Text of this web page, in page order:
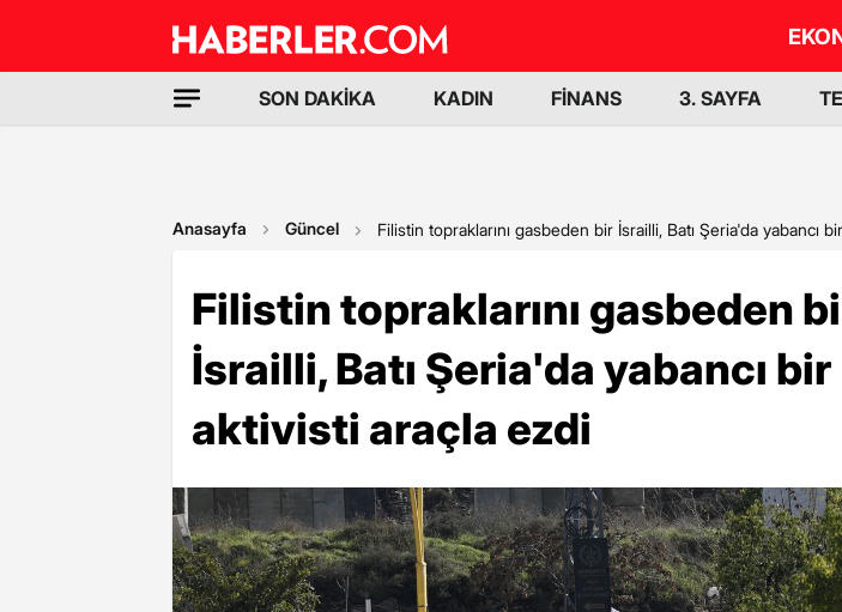
SON DAKİKA KADIN FİNANS 3. SAYFA
Anasayfa Güncel Filistin topraklarını gasbeden bir İsrailli, Batı Şeria'da yabancı
Filistin topraklarını gasbeden
İsrailli, Batı Şeria'da yabancı bir
aktivisti araçla ezdi